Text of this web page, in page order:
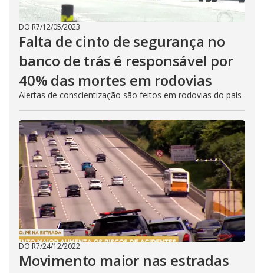
DO R7/12/05/2023
Falta de cinto de segurança no
banco de trás é responsável por
40% das mortes em rodovias
Alertas de conscientização são feitos em rodovias do país
DO R7/24/12/2022
Movimento maior nas estradas